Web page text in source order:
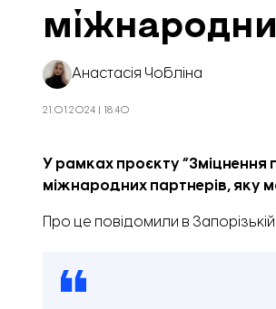
Анастасія Чобліна
21.01.2024 | 18:40
У рамках проєкту “Зміцнення
міжнародних партнерів, яку
Про це повідомили в